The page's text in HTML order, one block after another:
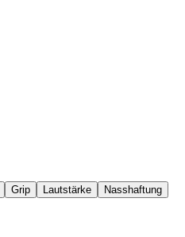
Grip Lautstärke
Nasshaftung